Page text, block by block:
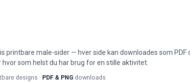
printbare male-sider — hver side kan downloades som PDF
som helst du har brug for en stille aktivitet.
designs · PDF & PNG downloads